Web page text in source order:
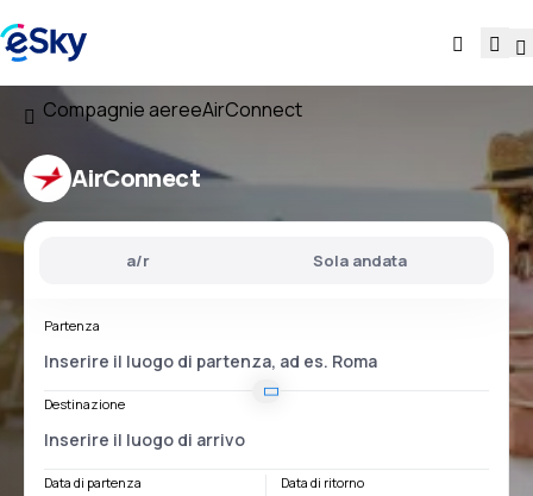
Compagnie aereeAirConnect
AirConnect
a/r Sola andata
Partenza
Destinazione
Data di partenza Data di ritorno